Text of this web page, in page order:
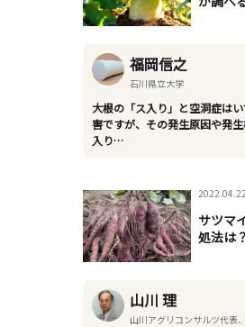
福岡信之
石川県立大学
大根の「ス入り」と空洞症は
害ですが、その発生原因や発
入り…
サツマ
処法は？
山川 理
山川アグリコンサルツ代表